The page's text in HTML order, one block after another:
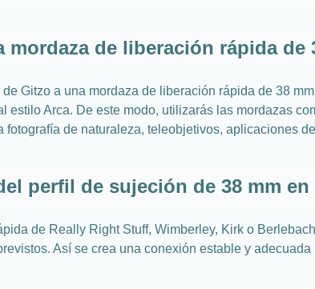
mordaza de liberación rápida de
Gitzo a una mordaza de liberación rápida de 38
Arca. De este modo, utilizarás las mordazas
de naturaleza, teleobjetivos, aplicaciones
perfil de sujeción de 38 mm en
de Really Right Stuff, Wimberley, Kirk o
Así se crea una conexión estable y